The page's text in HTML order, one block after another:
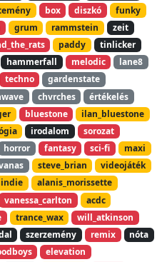
box diszkó
funky
grum rammstein
zeit
paddy
tinlicker
hammerfall melodic
lane8
techno
gardenstate
chvrches
értékelés
bluestone
ilan_bluestone
irodalom
sorozat
horror fantasy sci-fi
maxi
steve_brian
videojáték
indie
alanis_morissette
vanessa_carlton
acdc
trance_wax
will_atkinson
szerzemény remix
nóta
elevation